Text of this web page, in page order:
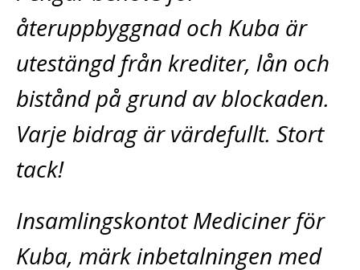
återuppbyggnad och Kuba är
utestängd från krediter, lån och
bistånd på grund av blockaden.
Varje bidrag är värdefullt. Stort
tack!
Insamlingskontot Mediciner för
Kuba, märk inbetalningen med